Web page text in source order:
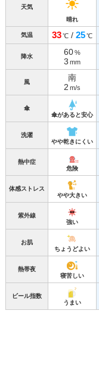
天気
晴れ
気温 33℃/ 25℃
降水 60%
3 mm
風
南
2 m/s
傘
傘があると安心
洗濯
やや乾きにくい
熱中症
危険
体感ストレス
やや大きい
紫外線
強い
お肌
ちょうどよい
熱帯夜
寝苦しい
ビール指数
うまい